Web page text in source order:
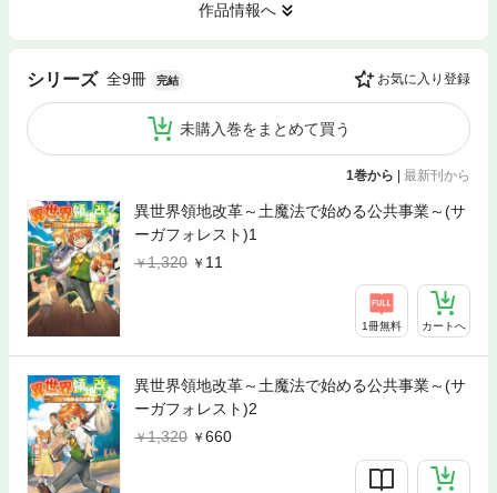
作品情報へ
シリーズ 全9冊 完結 お気に入り登録
未購入巻をまとめて買う
1巻から 最新刊から
異世界領地改革～土魔法で始める公共事業～(サ
ーガフォレスト)1
1,320
11
1冊無料 カートへ
異世界領地改革～土魔法で始める公共事業～(サ
ーガフォレスト)2
1,320
660